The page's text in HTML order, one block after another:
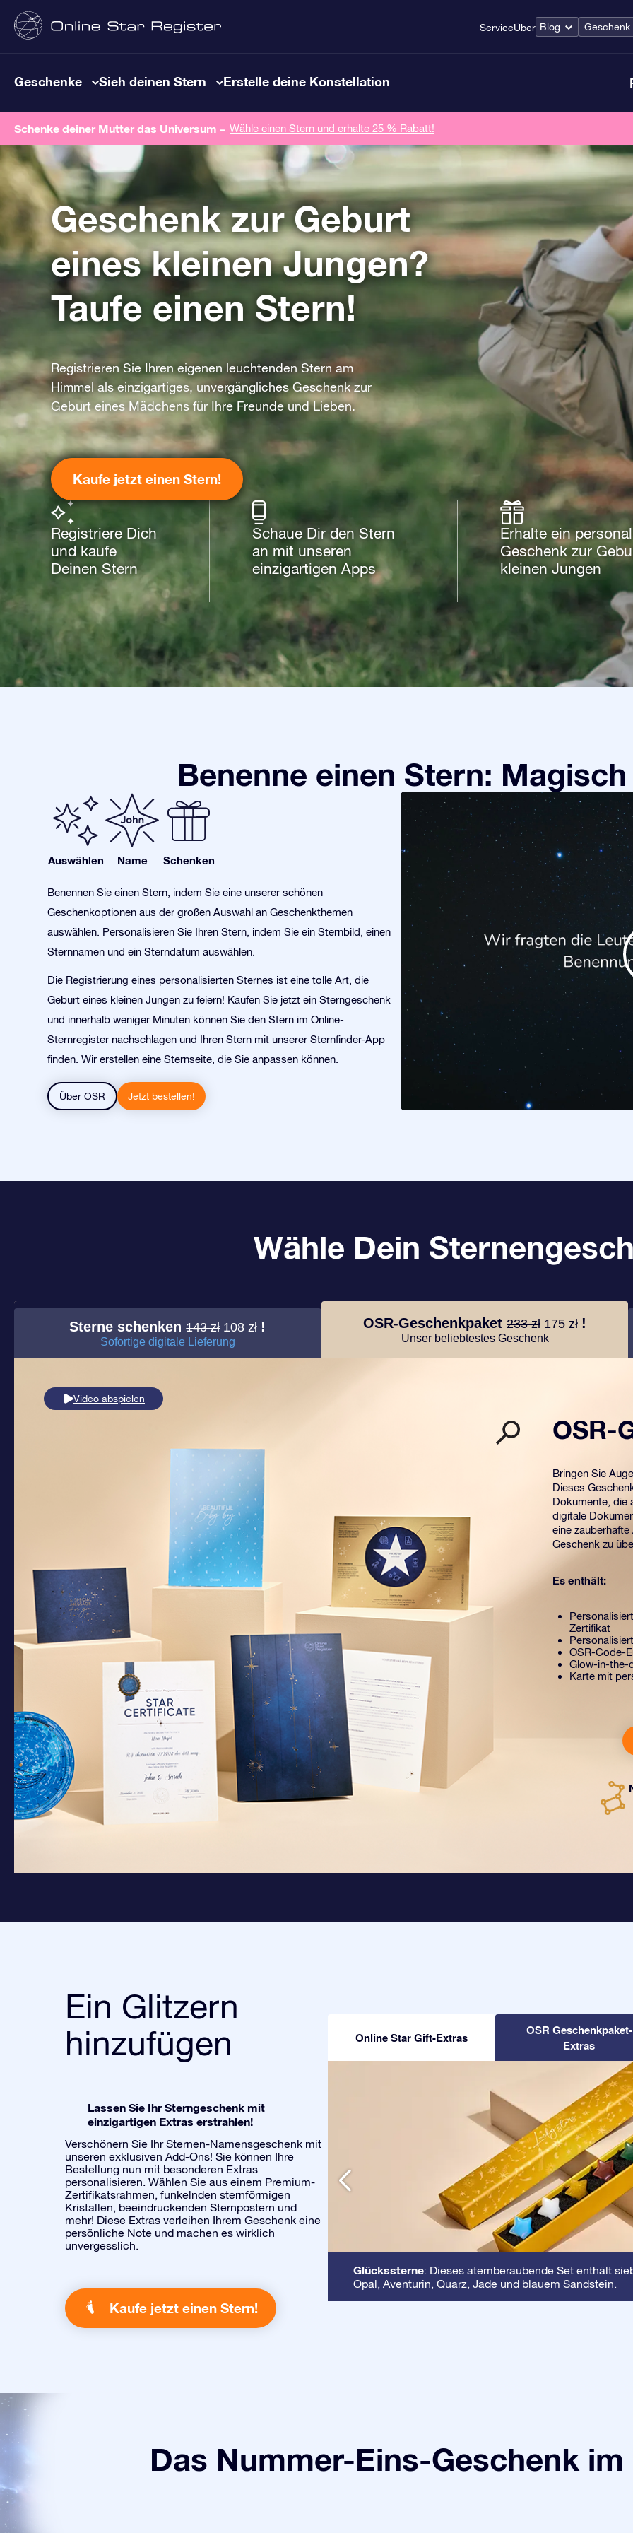
ServiceÜber Blog Geschenk
Geschenke Sieh deinen Stern Erstelle deine Konstellation
Schenke deiner Mutter das Universum – Wähle einen Stern und erhalte 25 % Rabatt!
Geschenk zur Geburt
eines kleinen Jungen?
Taufe einen Stern!
Registrieren Sie Ihren eigenen leuchtenden Stern am
Himmel als einzigartiges, unvergängliches Geschenk zur
Geburt eines Mädchens für Ihre Freunde und Lieben.
Kaufe jetzt einen Stern!
Registriere Dich
und kaufe
Deinen Stern
Schaue Dir den Stern
an mit unseren
einzigartigen Apps
Erhalte ein
Geschenk zur
kleinen Jungen
Benenne einen Stern:
Auswählen Name Schenken
Benennen Sie einen Stern, indem Sie eine unserer schönen
Geschenkoptionen aus der großen Auswahl an Geschenkthemen
auswählen. Personalisieren Sie Ihren Stern, indem Sie ein Sternbild, einen
Sternnamen und ein Sterndatum auswählen.
Die Registrierung eines personalisierten Sternes ist eine tolle Art, die
Geburt eines kleinen Jungen zu feiern! Kaufen Sie jetzt ein Sterngeschenk
und innerhalb weniger Minuten können Sie den Stern im Online-
Sternregister nachschlagen und Ihren Stern mit unserer Sternfinder-App
finden. Wir erstellen eine Sternseite, die Sie anpassen können.
Über OSR Jetzt bestellen!
Wähle Dein
Sterne schenken143 zł 108 zł !
Sofortige digitale Lieferung
OSR-Geschenkpaket 233 zł 175 zł !
Unser beliebtestes Geschenk
Video abspielen
OSR-
Bringen Sie
Dieses
Dokumente, die
digitale
eine
Geschenk zu
Es enthält:
Zertifikat
OSR-Code-
Glow-in-the-
Karte mit
Ein Glitzern
hinzufügen
Lassen Sie Ihr Sterngeschenk mit
einzigartigen Extras erstrahlen!
Verschönern Sie Ihr Sternen-Namensgeschenk mit
unseren exklusiven Add-Ons! Sie können Ihre
Bestellung nun mit besonderen Extras
personalisieren. Wählen Sie aus einem Premium-
Zertifikatsrahmen, funkelnden sternförmigen
Kristallen, beeindruckenden Sternpostern und
mehr! Diese Extras verleihen Ihrem Geschenk eine
persönliche Note und machen es wirklich
unvergesslich.
Kaufe jetzt einen Stern!
Online Star Gift-Extras
OSR Geschenkpaket-
Extras
Glückssterne: Dieses atemberaubende Set enthält
Opal, Aventurin, Quarz, Jade und blauem Sandstein.
Das Nummer-Eins-Geschenk